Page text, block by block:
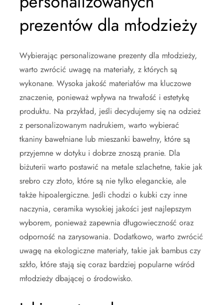
prezentów dla młodzieży
Wybierając personalizowane prezenty dla młodzieży,
warto zwrócić uwagę na materiały, z których są
wykonane. Wysoka jakość materiałów ma kluczowe
znaczenie, ponieważ wpływa na trwałość i estetykę
produktu. Na przykład, jeśli decydujemy się na odzież
z personalizowanym nadrukiem, warto wybierać
tkaniny bawełniane lub mieszanki bawełny, które są
przyjemne w dotyku i dobrze znoszą pranie. Dla
biżuterii warto postawić na metale szlachetne, takie jak
srebro czy złoto, które są nie tylko eleganckie, ale
także hipoalergiczne. Jeśli chodzi o kubki czy inne
naczynia, ceramika wysokiej jakości jest najlepszym
wyborem, ponieważ zapewnia długowieczność oraz
odporność na zarysowania. Dodatkowo, warto zwrócić
uwagę na ekologiczne materiały, takie jak bambus czy
szkło, które stają się coraz bardziej popularne wśród
młodzieży dbającej o środowisko.